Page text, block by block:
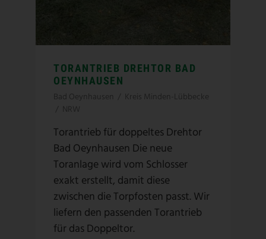
TORANTRIEB DREHTOR BAD
OEYNHAUSEN
Bad Oeynhausen
Kreis Minden-Lübbecke
NRW
Torantrieb für doppeltes Drehtor
Bad Oeynhausen Die neue
Toranlage wird vom Schlosser
exakt erstellt, damit diese
zwischen die Torpfosten passt. Wir
liefern den passenden Torantrieb
für das Doppeltor.